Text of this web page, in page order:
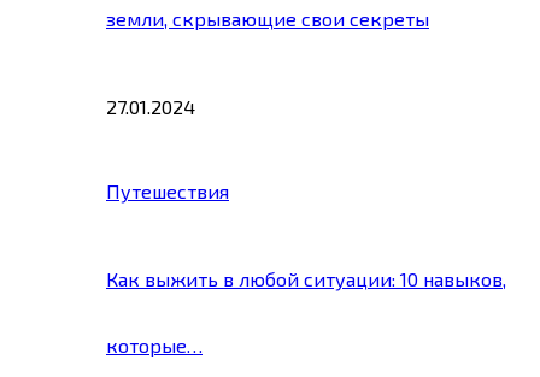
земли, скрывающие свои секреты
27.01.2024
Путешествия
Как выжить в любой ситуации: 10 навыков,
которые…